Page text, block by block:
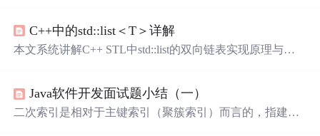
如何使用这些功能并展示了相关操作的结果。
C++中的std::list＜T＞详解
本文系统讲解C++ STL中std::list的双向链表实现原理与核
以及其与vector/deque的适用场景对比。重点强调其稳定迭
代器、常数时间插入删除及内存非连续性等关键设计特
Java软件开发面试题小结（一）
二次索引是相对于主键索引（聚簇索引）而言的，指建立